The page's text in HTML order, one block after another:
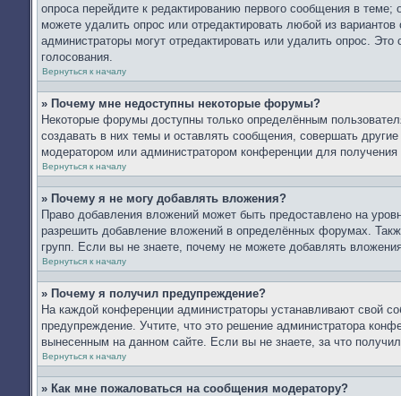
опроса перейдите к редактированию первого сообщения в
можете удалить опрос или отредактировать любой из
администраторы могут отредактировать или удалить опрос.
голосования.
Вернуться к началу
» Почему мне недоступны некоторые форумы?
Некоторые форумы доступны только определённым
создавать в них темы и оставлять сообщения, совершать
модератором или администратором конференции для получения
Вернуться к началу
» Почему я не могу добавлять вложения?
Право добавления вложений может быть предоставлено на
разрешить добавление вложений в определённых форумах.
групп. Если вы не знаете, почему не можете добавлять
Вернуться к началу
» Почему я получил предупреждение?
На каждой конференции администраторы устанавливают свой
предупреждение. Учтите, что это решение администратора
вынесенным на данном сайте. Если вы не знаете, за что
Вернуться к началу
» Как мне пожаловаться на сообщения модератору?